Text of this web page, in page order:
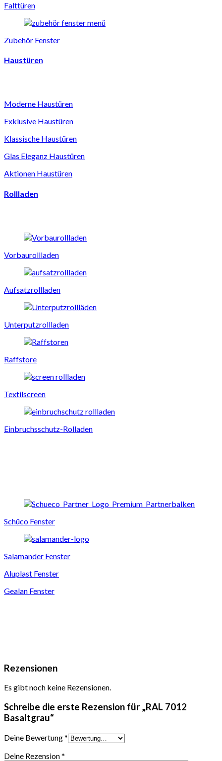
Falttüren
Zubehör Fenster
Haustüren
Moderne Haustüren
Exklusive Haustüren
Klassische Haustüren
Glas Eleganz Haustüren
Aktionen Haustüren
Rollladen
Vorbaurollladen
Aufsatzrollladen
Unterputzrollladen
Raffstore
Textilscreen
Einbruchsschutz-Rolladen
Schüco Fenster
Salamander Fenster
Aluplast Fenster
Gealan Fenster
Rezensionen
Es gibt noch keine Rezensionen.
Schreibe die erste Rezension für „RAL 7012
Basaltgrau“
Deine Bewertung*
Deine Rezension*